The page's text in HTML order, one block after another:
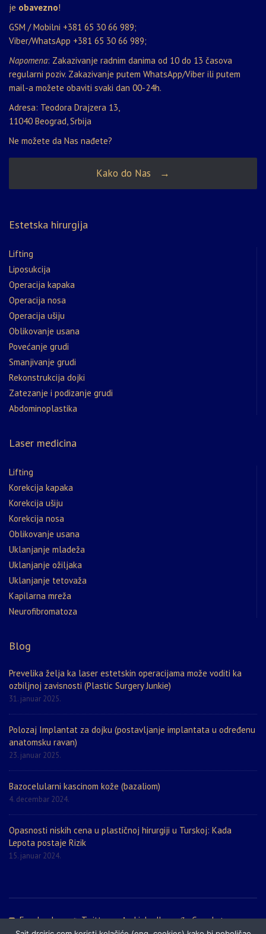
je obavezno!
GSM / Mobilni +381 65 30 66 989;
Viber/WhatsApp +381 65 30 66 989;
Napomena: Zakazivanje radnim danima od 10 do 13 časova
regularni poziv. Zakazivanje putem WhatsApp/Viber ili putem
mail-a možete obaviti svaki dan 00-24h.
Adresa: Teodora Drajzera 13,
11040 Beograd, Srbija
Ne možete da Nas nađete?
Kako do Nas →
Estetska hirurgija
Lifting
Liposukcija
Operacija kapaka
Operacija nosa
Operacija ušiju
Oblikovanje usana
Povećanje grudi
Smanjivanje grudi
Rekonstrukcija dojki
Zatezanje i podizanje grudi
Abdominoplastika
Laser medicina
Lifting
Korekcija kapaka
Korekcija ušiju
Korekcija nosa
Oblikovanje usana
Uklanjanje mladeža
Uklanjanje ožiljaka
Uklanjanje tetovaža
Kapilarna mreža
Neurofibromatoza
Blog
Prevelika želja ka laser estetskin operacijama može voditi ka
ozbiljnoj zavisnosti (Plastic Surgery Junkie)
31. januar 2025.
Polozaj Implantat za dojku (postavljanje implantata u određenu
anatomsku ravan)
23. januar 2025.
Bazocelularni kascinom kože (bazaliom)
4. decembar 2024.
Opasnosti niskih cena u plastičnoj hirurgiji u Turskoj: Kada
Lepota postaje Rizik
15. januar 2024.
Facebook Twitter LinkedIn Google+